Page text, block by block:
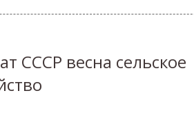
СССР весна сельское